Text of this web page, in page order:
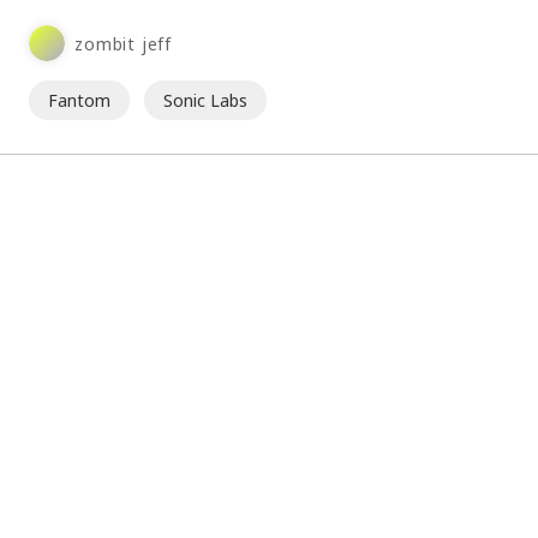
將自帶一款全新的原生代幣 S。⋯
zombit jeff
Fantom Sonic Labs